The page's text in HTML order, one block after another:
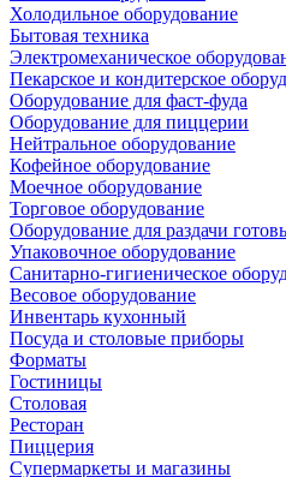
Холодильное оборудование
Бытовая техника
Электромеханическое
Пекарское и кондитерское
Оборудование для фаст-фуда
Оборудование для пиццерии
Нейтральное оборудование
Кофейное оборудование
Моечное оборудование
Торговое оборудование
Оборудование для раздачи
Упаковочное оборудование
Санитарно-гигиеническое
Весовое оборудование
Инвентарь кухонный
Посуда и столовые приборы
Форматы
Гостиницы
Столовая
Ресторан
Пиццерия
Супермаркеты и магазины